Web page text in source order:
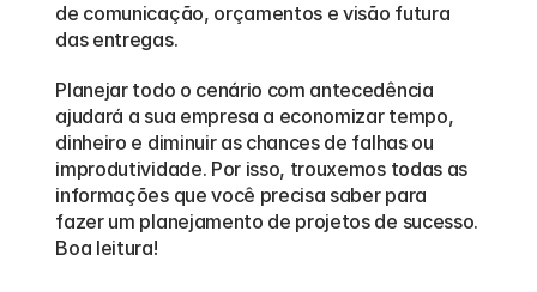
de comunicação, orçamentos e visão futura
das entregas.
Planejar todo o cenário com antecedência
ajudará a sua empresa a economizar tempo,
dinheiro e diminuir as chances de falhas ou
improdutividade. Por isso, trouxemos todas as
informações que você precisa saber para
fazer um planejamento de projetos de sucesso.
Boa leitura!